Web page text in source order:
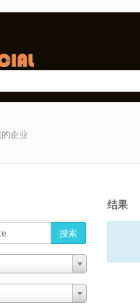
企业
搜索
结果